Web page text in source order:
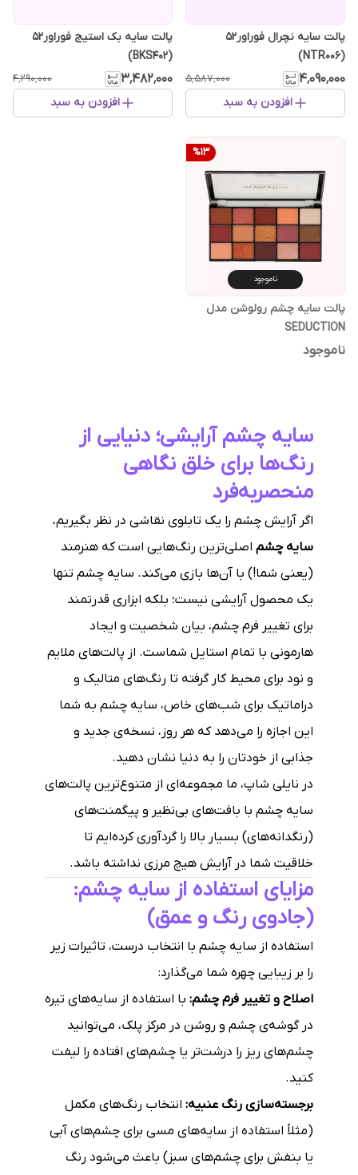
پالت سایه نچرال فوراور52
(NTR006)
۴٬۰۹۰٬۰۰۰ ۵٬۵۸۷٬۰۰۰
افزودن به سبد
پالت سایه بک استیج فوراور52
(BKS402)
۳٬۴۸۲٬۰۰۰ ۴٬۲۹۰٬۰۰۰
افزودن به سبد
%13
ناموجود
پالت سایه چشم رولوشن مدل
SEDUCTION
ناموجود
سایه چشم آرایشی؛ دنیایی از
رنگ‌ها برای خلق نگاهی
منحصر‌به‌فرد
اگر آرایش چشم را یک تابلوی نقاشی در نظر بگیریم،
سایه چشم اصلی‌ترین رنگ‌هایی است که هنرمند
(یعنی شما!) با آن‌ها بازی می‌کند. سایه چشم تنها
یک محصول آرایشی نیست؛ بلکه ابزاری قدرتمند
برای تغییر فرم چشم، بیان شخصیت و ایجاد
هارمونی با تمام استایل شماست. از پالت‌های ملایم
و نود برای محیط کار گرفته تا رنگ‌های متالیک و
دراماتیک برای شب‌های خاص، سایه چشم به شما
این اجازه را می‌دهد که هر روز، نسخه‌ی جدید و
جذابی از خودتان را به دنیا نشان دهید.
در نایلی شاپ، ما مجموعه‌ای از متنوع‌ترین پالت‌های
سایه چشم با بافت‌های بی‌نظیر و پیگمنت‌های
(رنگدانه‌های) بسیار بالا را گردآوری کرده‌ایم تا
خلاقیت شما در آرایش هیچ مرزی نداشته باشد.
مزایای استفاده از سایه چشم:
(جادوی رنگ و عمق)
استفاده از سایه چشم با انتخاب درست، تاثیرات زیر
را بر زیبایی چهره شما می‌گذارد:
اصلاح و تغییر فرم چشم: با استفاده از سایه‌های تیره
در گوشه‌ی چشم و روشن در مرکز پلک، می‌توانید
چشم‌های ریز را درشت‌تر یا چشم‌های افتاده را لیفت
کنید.
برجسته‌سازی رنگ عنبیه: انتخاب رنگ‌های مکمل
(مثلاً استفاده از سایه‌های مسی برای چشم‌های آبی
یا بنفش برای چشم‌های سبز) باعث می‌شود رنگ